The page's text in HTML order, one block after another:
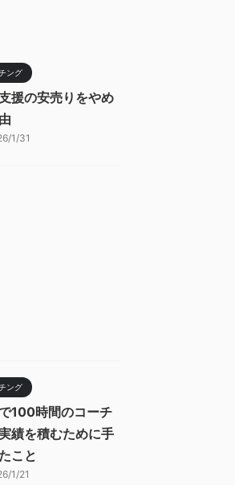
ング
援の安売りをやめ
1/31
ング
100時間のコーチ
績を積むために手
こと
1/21